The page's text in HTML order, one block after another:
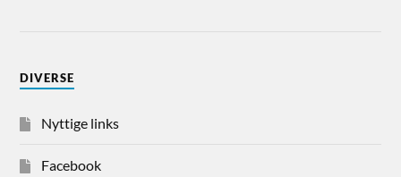
DIVERSE
Nyttige links
Facebook